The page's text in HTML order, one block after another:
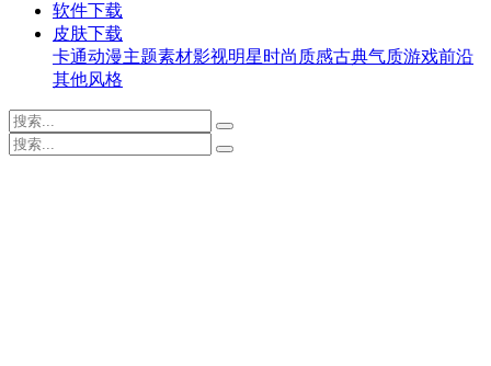
软件下载
皮肤下载
卡通动漫主题素材影视明星时尚质感古典气质游戏前沿
其他风格